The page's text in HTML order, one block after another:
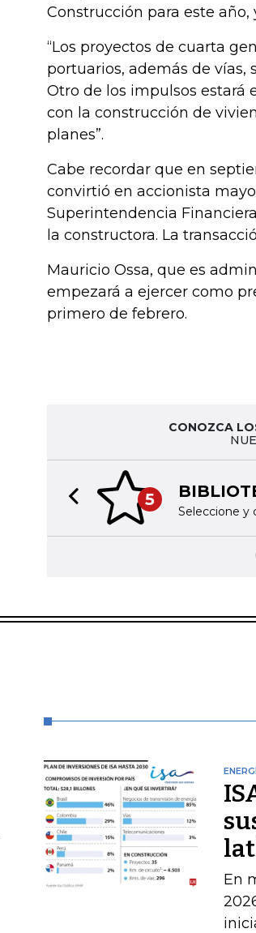
Construcción para este año,
“Los proyectos de cuarta
portuarios, además de vías,
Otro de los impulsos estará
con la construcción de
planes”.
Cabe recordar que en
convirtió en accionista
Superintendencia
la constructora. La
Mauricio Ossa, que es
empezará a ejercer como
primero de febrero.
CONOZCA
5
Seleccione y
Previous slide
En